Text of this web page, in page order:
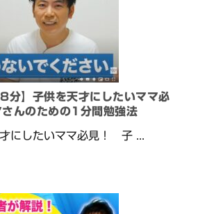
分】子供を天才にしたいママ必
んのための1分間勉強法
にしたいママ必見！ 子 ...